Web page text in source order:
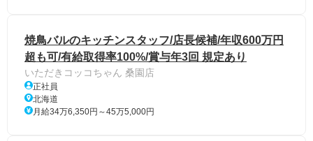
焼鳥バルのキッチンスタッフ/店長候補/年収600万円
超も可/有給取得率100%/賞与年3回 規定あり
いただきコッコちゃん 桑園店
正社員
北海道
月給34万6,350円～45万5,000円